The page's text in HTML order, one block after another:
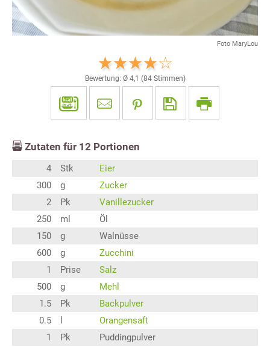
Foto MaryLou
Bewertung: Ø 4,1 (84Stimmen)
Zutaten für 12 Portionen
4 Stk
Eier
300
g
Zucker
2
Pk
Vanillezucker
250
ml
Öl
150
g
Walnüsse
600
g
Zucchini
1
Prise
Salz
500
g
Mehl
1.5
Pk
Backpulver
0.5
Orangensaft
1
Pk Puddingpulver